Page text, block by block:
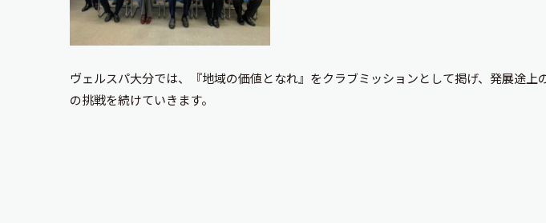
ヴェルスパ大分では、『地域の価値となれ』をクラブミッションとして掲げ、発展途
の挑戦を続けていきます。